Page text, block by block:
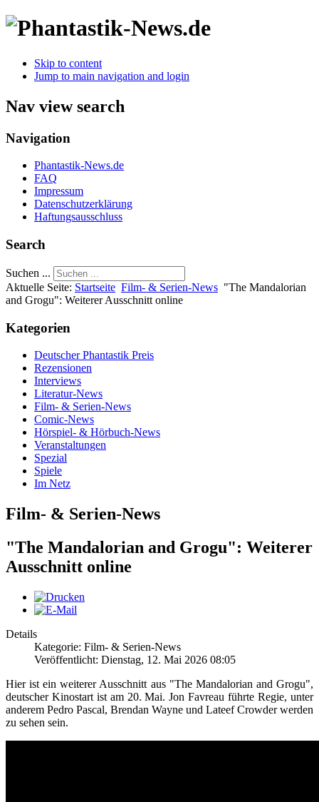
Skip to content
Jump to main navigation and login
Nav view search
Navigation
Phantastik-News.de
FAQ
Impressum
Datenschutzerklärung
Haftungsausschluss
Search
Suchen ...
Aktuelle Seite: Startseite Film- & Serien-News "The Mandalorian
and Grogu": Weiterer Ausschnitt online
Kategorien
Deutscher Phantastik Preis
Rezensionen
Interviews
Literatur-News
Film- & Serien-News
Comic-News
Hörspiel- & Hörbuch-News
Veranstaltungen
Spezial
Spiele
Im Netz
Film- & Serien-News
"The Mandalorian and Grogu": Weiterer
Ausschnitt online
Details
Kategorie: Film- & Serien-News
Veröffentlicht: Dienstag, 12. Mai 2026 08:05
Hier ist ein weiterer Ausschnitt aus "The Mandalorian and Grogu",
deutscher Kinostart ist am 20. Mai. Jon Favreau führte Regie, unter
anderem Pedro Pascal, Brendan Wayne und Lateef Crowder werden
zu sehen sein.